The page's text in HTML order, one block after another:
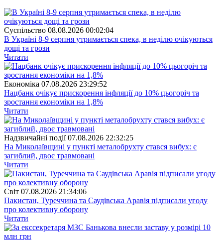
Суспiльство 08.08.2026 00:02:04
В Україні 8-9 серпня утримається спека, в неділю очікуються
дощі та грози
Читати
Економіка 07.08.2026 23:29:52
Нацбанк очікує прискорення інфляції до 10% цьогоріч та
зростання економіки на 1,8%
Читати
Надзвичайні події 07.08.2026 22:32:25
На Миколаївщині у пункті металобрухту стався вибух: є
загиблий, двоє травмовані
Читати
Свiт 07.08.2026 21:34:06
Пакистан, Туреччина та Саудівська Аравія підписали угоду
про колективну оборону
Читати